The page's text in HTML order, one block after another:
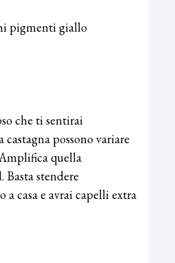
pigmenti giallo
che ti sentirai
possono variare
quella
stendere
casa e avrai capelli extra